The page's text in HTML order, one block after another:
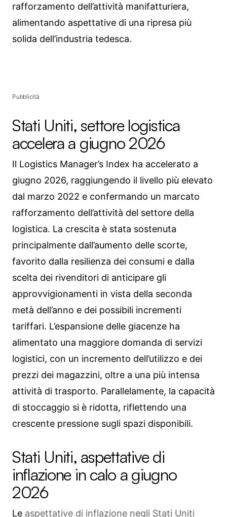
rafforzamento dell’attività manifatturiera,
alimentando aspettative di una ripresa più
solida dell’industria tedesca.
Pubblicità
Stati Uniti, settore logistica
accelera a giugno 2026
Il Logistics Manager’s Index ha accelerato a
giugno 2026, raggiungendo il livello più elevato
dal marzo 2022 e confermando un marcato
rafforzamento dell’attività del settore della
logistica. La crescita è stata sostenuta
principalmente dall’aumento delle scorte,
favorito dalla resilienza dei consumi e dalla
scelta dei rivenditori di anticipare gli
approvvigionamenti in vista della seconda
metà dell’anno e dei possibili incrementi
tariffari. L’espansione delle giacenze ha
alimentato una maggiore domanda di servizi
logistici, con un incremento dell’utilizzo e dei
prezzi dei magazzini, oltre a una più intensa
attività di trasporto. Parallelamente, la capacità
di stoccaggio si è ridotta, riflettendo una
crescente pressione sugli spazi disponibili.
Stati Uniti, aspettative di
inflazione in calo a giugno
2026
Le aspettative di inflazione negli Stati Uniti